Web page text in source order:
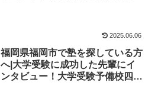
2025.06.06
福岡県福岡市で塾を探している方
へ|大学受験に成功した先輩にイ
ンタビュー！大学受験予備校四谷